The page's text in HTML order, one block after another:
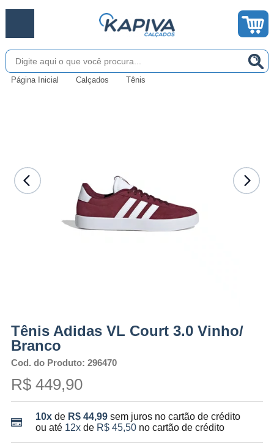
Página Inicial Calçados Tênis
Tênis Adidas VL Court 3.0 Vinho/
Branco
Cod. do Produto: 296470
R$ 449,90
10xde R$ 44,99 sem juros no cartão de crédito
ou até 12xde R$ 45,50no cartão de crédito